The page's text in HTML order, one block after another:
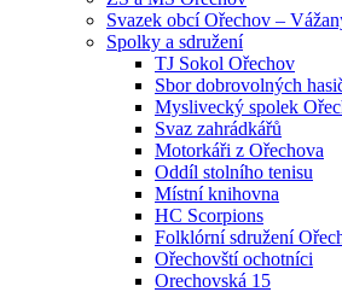
Svazek obcí Ořechov –
Spolky a sdružení
TJ Sokol Ořechov
Sbor dobrovolných
Myslivecký spolek
Svaz zahrádkářů
Motorkáři z Ořechova
Oddíl stolního tenisu
Místní knihovna
HC Scorpions
Folklórní sdružení
Ořechovští ochotníci
Orechovská 15